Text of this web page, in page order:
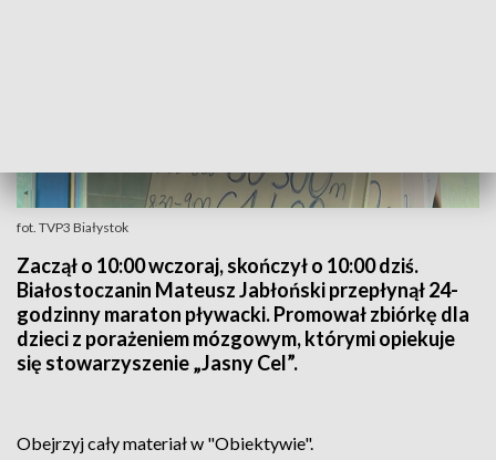
fot. TVP3 Białystok
Zaczął o 10:00 wczoraj, skończył o 10:00 dziś.
Białostoczanin Mateusz Jabłoński przepłynął 24-
godzinny maraton pływacki. Promował zbiórkę dla
dzieci z porażeniem mózgowym, którymi opiekuje
się stowarzyszenie „Jasny Cel”.
Obejrzyj cały materiał w "Obiektywie".